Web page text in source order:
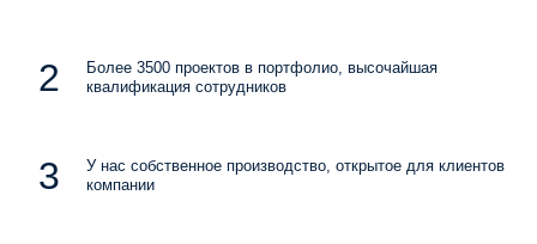
Более 3500 проектов в портфолио, высочайшая
квалификация сотрудников
У нас собственное производство, открытое для клиентов
компании